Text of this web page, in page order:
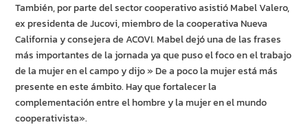
También, por parte del sector cooperativo asistió Mabel Valero,
ex presidenta de Jucovi, miembro de la cooperativa Nueva
California y consejera de ACOVI. Mabel dejó una de las frases
más importantes de la jornada ya que puso el foco en el trabajo
de la mujer en el campo y dijo » De a poco la mujer está más
presente en este ámbito. Hay que fortalecer la
complementación entre el hombre y la mujer en el mundo
cooperativista».